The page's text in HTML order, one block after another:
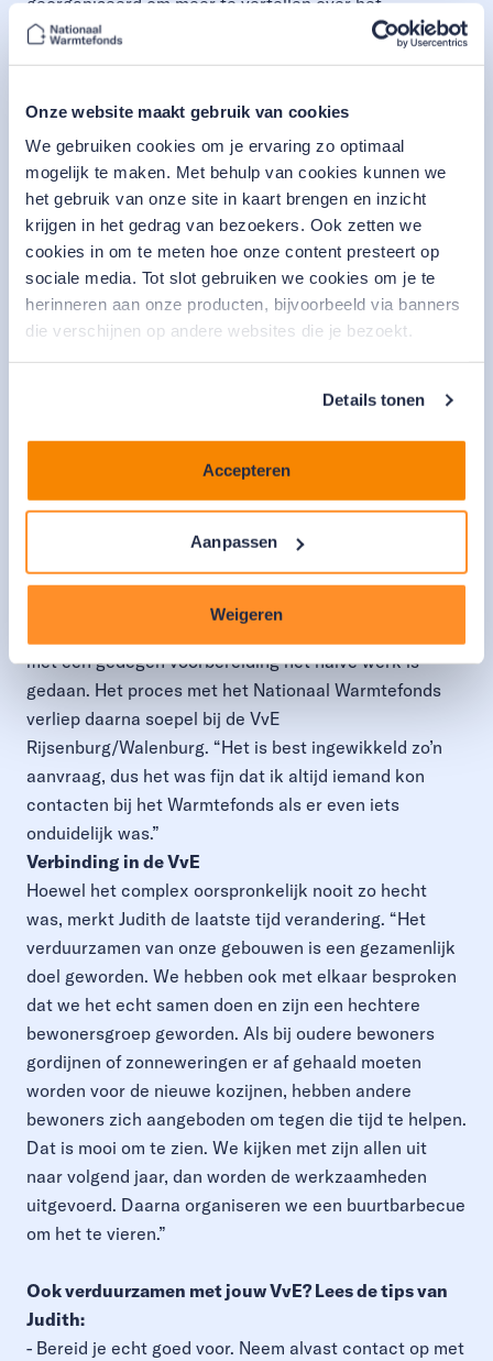
Onze website maakt gebruik van cookies
We gebruiken cookies om je ervaring zo optimaal
mogelijk te maken. Met behulp van cookies kunnen we
het gebruik van onze site in kaart brengen en inzicht
krijgen in het gedrag van bezoekers. Ook zetten we
cookies in om te meten hoe onze content presteert op
sociale media. Tot slot gebruiken we cookies om je te
herinneren aan onze producten, bijvoorbeeld via banners
die verschijnen op andere websites die je bezoekt.
Details tonen
Accepteren
Aanpassen
Weigeren
leenproces bij het Nationaal Warmtefonds. Uiteindelijk
heeft dat bijgedragen aan het feit dat wij als VvE
en het aangaan van de lening.”
Een lening met ruimte
Het bestuur schakelde een aannemer in die veel
ervaring heeft met VvE’s. “Hij heeft ons ook getipt over
het Nationaal Warmtefonds en geholpen met het
kiezen van de juiste maatregelen. We plaatsen onder
andere nieuwe kozijnen incl.HR ++ glasen kiezen
van de gevel. We hebben expres een
vrij ruime lening aangevraagd. Mochten we niet alles
houden we wel gelijk rekening met mogelijke hogere
Zorgvuldige aanvraag bij het Warmtefonds
een goede aanvraag bij het Warmtefonds: “We wilden
onze aanvraag gelijk zo compleet en volledig mogelijk
indienen om het proces zo efficiënt mogelijk te laten
verlopen. Daarom heb ik eerst alles netjes verzameld
met een gedegen voorbereiding het halve werk is
gedaan. Het proces met het Nationaal Warmtefonds
verliep daarna soepel bij de VvE
Rijsenburg/Walenburg. “Het is best ingewikkeld zo’n
aanvraag, dus het was fijn dat ik altijd iemand kon
contacten bij het Warmtefonds als er even iets
onduidelijk was.”
Verbinding in de VvE
Hoewel het complex oorspronkelijk nooit zo hecht
was, merkt Judith de laatste tijd verandering. “Het
verduurzamen van onze gebouwen is een gezamenlijk
doel geworden. We hebben ook met elkaar besproken
dat we het echt samen doen en zijn een hechtere
bewonersgroep geworden. Als bij oudere bewoners
gordijnen of zonneweringen er af gehaald moeten
worden voor de nieuwe kozijnen, hebben andere
bewoners zich aangeboden om tegen die tijd te helpen.
Dat is mooi om te zien. We kijken met zijn allen uit
naar volgend jaar, dan worden de werkzaamheden
uitgevoerd. Daarna organiseren we een buurtbarbecue
om het te vieren.”
Ook verduurzamen met jouw VvE? Lees de tips van
Judith:
- Bereid je echt goed voor. Neem alvast contact op met